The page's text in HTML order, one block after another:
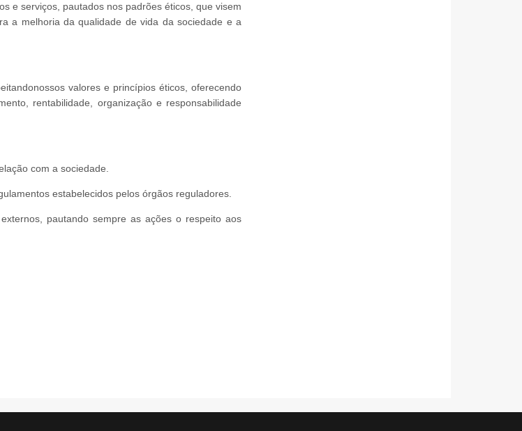
e serviços, pautados nos padrões éticos, que visem
a melhoria da qualidade de vida da sociedade e a
valores e princípios éticos, oferecendo
rentabilidade, organização e responsabilidade
com a sociedade.
estabelecidos pelos órgãos reguladores.
pautando sempre as ações o respeito aos